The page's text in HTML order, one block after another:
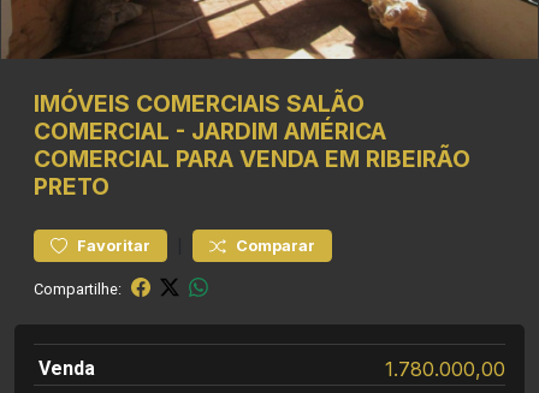
IMÓVEIS COMERCIAIS SALÃO
COMERCIAL - JARDIM AMÉRICA
COMERCIAL PARA VENDA EM RIBEIRÃO
PRETO
Favoritar Comparar
Compartilhe:
Venda 1.780.000,00